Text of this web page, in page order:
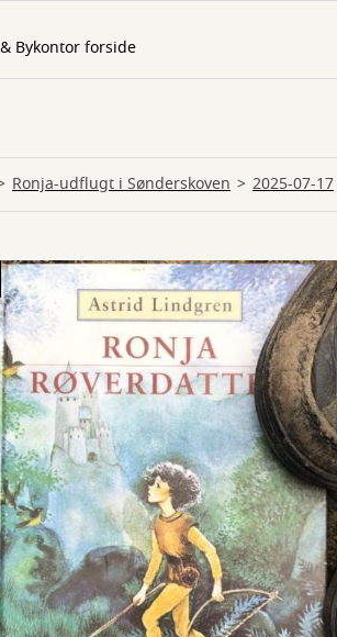
Bykontor forside
Ronja-udflugt i Sønderskoven 2025-07-17